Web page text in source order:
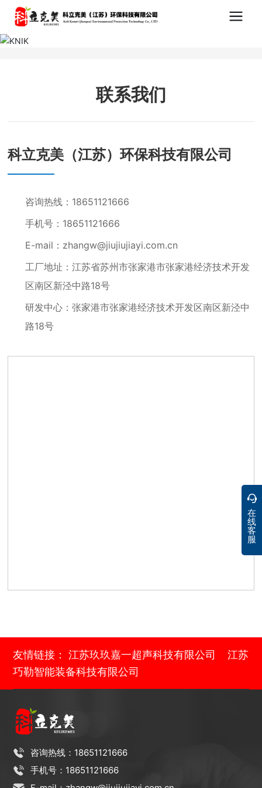
联系我们
科立克美（江苏）环保科技有限公司
咨询热线：18651121666
手机号：18651121666
E-mail：zhangw@jiujiujiayi.com.cn
工厂地址：江苏省苏州市张家港市张家港经济技术开发
区南区新泾中路18号
研发中心：张家港市张家港经济技术开发区南区新泾中
路18号
在
线
客
服
友情链接：江苏玖玖嘉一超声科技有限公司
江苏
巧勒智能装备科技有限公司
咨询热线：18651121666
手机号：18651121666